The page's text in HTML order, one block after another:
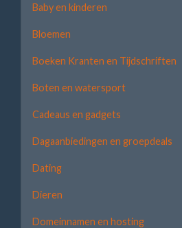
Baby en kinderen
Bloemen
Boeken Kranten en Tijdschriften
Boten en watersport
Cadeaus en gadgets
Dagaanbiedingen en groepdeals
Dating
Dieren
Domeinnamen en hosting